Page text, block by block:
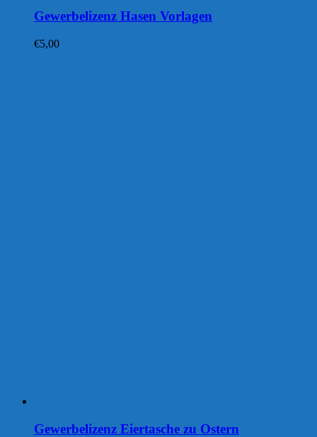
Gewerbelizenz Hasen Vorlagen
€5,00
Gewerbelizenz Eiertasche zu Ostern